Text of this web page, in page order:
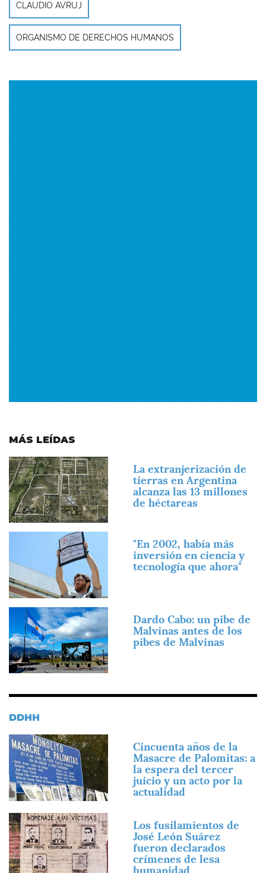
CLAUDIO AVRUJ
ORGANISMO DE DERECHOS HUMANOS
MÁS LEÍDAS
Imagen
La extranjerización de
tierras en Argentina
alcanza las 13 millones
de héctareas
"En 2002, había más
inversión en ciencia y
tecnología que ahora"
Imagen
Dardo Cabo: un pibe de
Malvinas antes de los
pibes de Malvinas
DDHH
Imagen
Cincuenta años de la
Masacre de Palomitas: a
la espera del tercer
juicio y un acto por la
actualidad
Imagen
Los fusilamientos de
José León Suárez
fueron declarados
crímenes de lesa